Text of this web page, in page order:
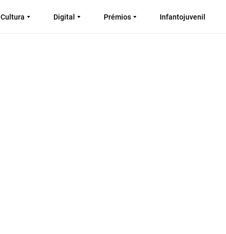
Cultura Digital Prémios Infantojuvenil